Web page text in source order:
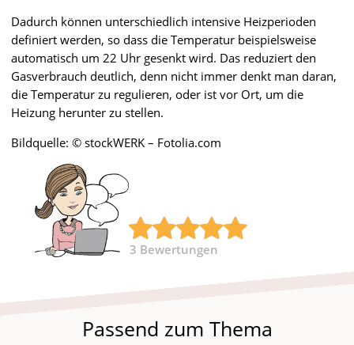
Dadurch können unterschiedlich intensive Heizperioden
definiert werden, so dass die Temperatur beispielsweise
automatisch um 22 Uhr gesenkt wird. Das reduziert den
Gasverbrauch deutlich, denn nicht immer denkt man daran,
die Temperatur zu regulieren, oder ist vor Ort, um die
Heizung herunter zu stellen.
Bildquelle: © stockWERK – Fotolia.com
3 Bewertungen
Passend zum Thema